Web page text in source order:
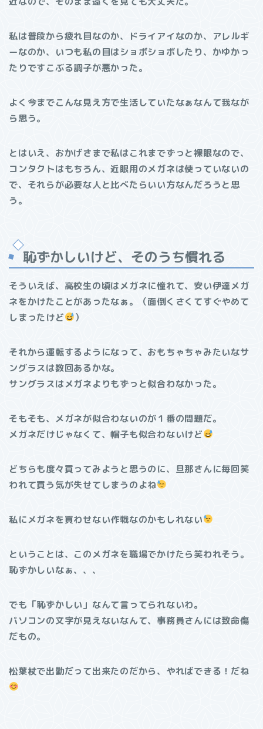
私は普段から疲れ目なのか、ドライアイなのか、アレルギ
ーなのか、いつも私の目はショボショボしたり、かゆかっ
たりですこぶる調子が悪かった。
よく今までこんな見え方で生活していたなぁなんて我なが
ら思う。
とはいえ、おかげさまで私はこれまでずっと裸眼なので、
コンタクトはもちろん、近眼用のメガネは使っていないの
で、それらが必要な人と比べたらいい方なんだろうと思
う。
恥ずかしいけど、そのうち慣れる
そういえば、高校生の頃はメガネに憧れて、安い伊達メガ
ネをかけたことがあったなぁ。（面倒くさくてすぐやめて
しまったけど
）
それから運転するようになって、おもちゃちゃみたいなサ
ングラスは数回あるかな。
サングラスはメガネよりもずっと似合わなかった。
そもそも、メガネが似合わないのが１番の問題だ。
メガネだけじゃなくて、帽子も似合わないけど
どちらも度々買ってみようと思うのに、旦那さんに毎回笑
われて買う気が失せてしまうのよね
私にメガネを買わせない作戦なのかもしれない
ということは、このメガネを職場でかけたら笑われそう。
恥ずかしいなぁ、、、
でも「恥ずかしい」なんて言ってられないわ。
パソコンの文字が見えないなんて、事務員さんには致命傷
だもの。
松葉杖で出勤だって出来たのだから、やればできる！だね